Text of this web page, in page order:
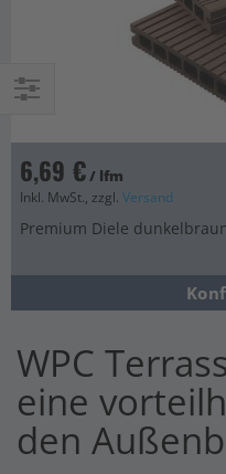
6,69 €/ lfm
Inkl. MwSt., zzgl. Versand
Premium Diele
WPC
eine
den